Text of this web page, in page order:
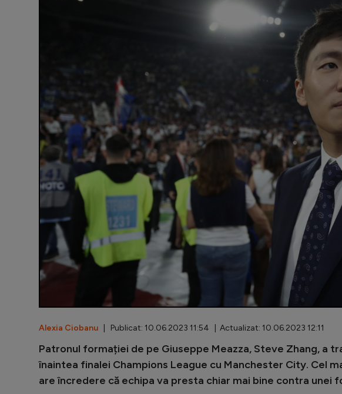
Alexia Ciobanu | Publicat: 10.06.2023 11:54 | Actualizat: 10.06.2023 12:11
Patronul formației de pe Giuseppe Meazza, Steve Zhang, a
înaintea finalei Champions League cu Manchester City. Cel
are încredere că echipa va presta chiar mai bine contra unei